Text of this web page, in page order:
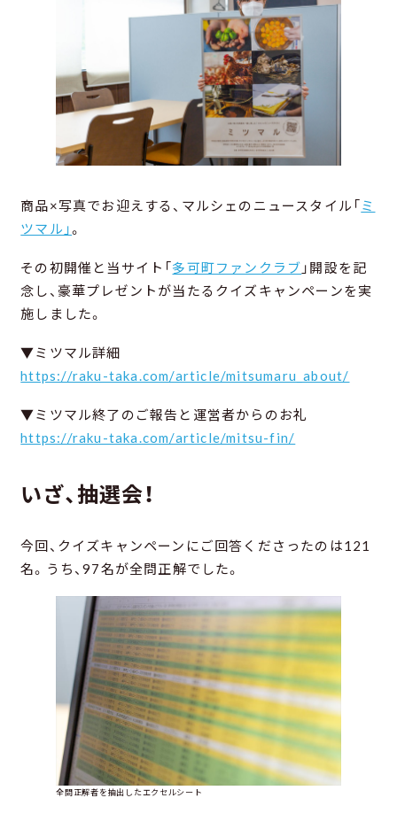
商品×写真でお迎えする、マルシェのニュースタイル「ミ
ツマル」。
その初開催と当サイト「多可町ファンクラブ 」開設を記
念し、豪華プレゼントが当たるクイズキャンペーンを実
施しました。
▼ミツマル詳細
https://raku-taka.com/article/mitsumaru_about/
▼ミツマル終了のご報告と運営者からのお礼
https://raku-taka.com/article/mitsu-fin/
いざ、抽選会！
今回、クイズキャンペーンにご回答くださったのは121
名。うち、97名が全問正解でした。
全問正解者を抽出したエクセルシート